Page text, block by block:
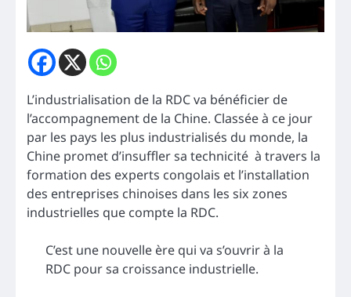
L’industrialisation de la RDC va bénéficier de
l’accompagnement de la Chine. Classée à ce jour
par les pays les plus industrialisés du monde, la
Chine promet d’insuffler sa technicité à travers la
formation des experts congolais et l’installation
des entreprises chinoises dans les six zones
industrielles que compte la RDC.
C’est une nouvelle ère qui va s’ouvrir à la
RDC pour sa croissance industrielle.